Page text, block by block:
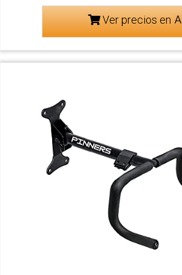
Ver precios en